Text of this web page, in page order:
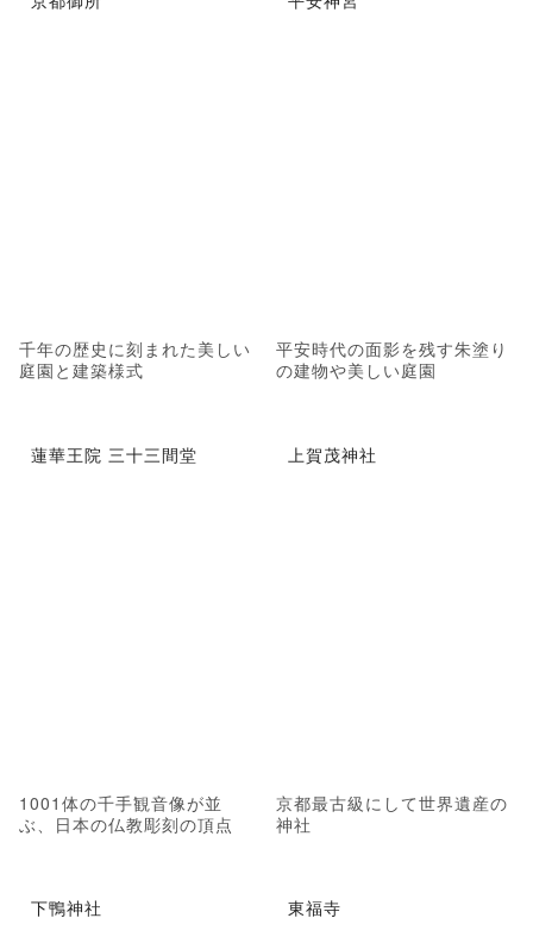
千年の歴史に刻まれた美しい
庭園と建築様式
平安時代の面影を残す朱塗り
の建物や美しい庭園
蓮華王院 三十三間堂
1001体の千手観音像が並
ぶ、日本の仏教彫刻の頂点
上賀茂神社
京都最古級にして世界遺産の
神社
下鴨神社 東福寺